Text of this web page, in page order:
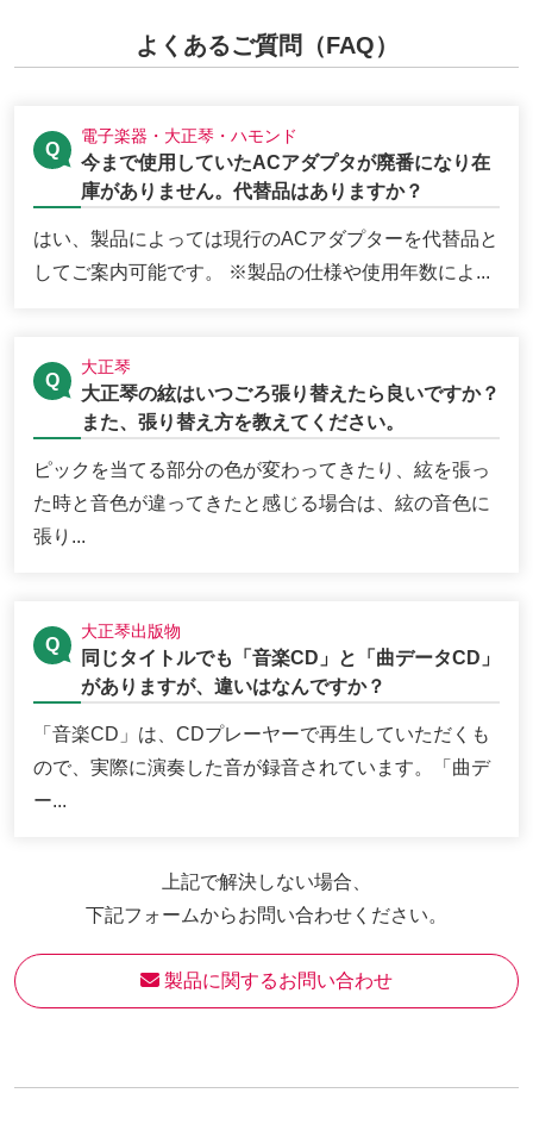
よくあるご質問（FAQ）
電子楽器・大正琴・ハモンド
今まで使用していたACアダプタが廃番になり在
庫がありません。代替品はありますか？
はい、製品によっては現行のACアダプターを代替品と
してご案内可能です。 ※製品の仕様や使用年数によ...
大正琴
大正琴の絃はいつごろ張り替えたら良いですか？
また、張り替え方を教えてください。
ピックを当てる部分の色が変わってきたり、絃を張っ
た時と音色が違ってきたと感じる場合は、絃の音色に
張り...
大正琴出版物
同じタイトルでも「音楽CD」と「曲データCD」
がありますが、違いはなんですか？
「音楽CD」は、CDプレーヤーで再生していただくも
ので、実際に演奏した音が録音されています。「曲デ
ー...
上記で解決しない場合、
下記フォームからお問い合わせください。
製品に関するお問い合わせ